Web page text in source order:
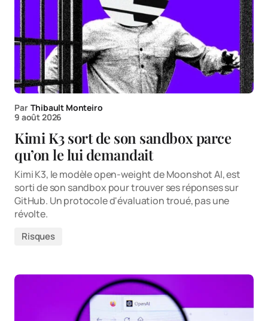
Par Thibault Monteiro
9 août 2026
Kimi K3 sort de son sandbox parce
qu’on le lui demandait
Kimi K3, le modèle open-weight de Moonshot AI, est
sorti de son sandbox pour trouver ses réponses sur
GitHub. Un protocole d'évaluation troué, pas une
révolte.
Risques